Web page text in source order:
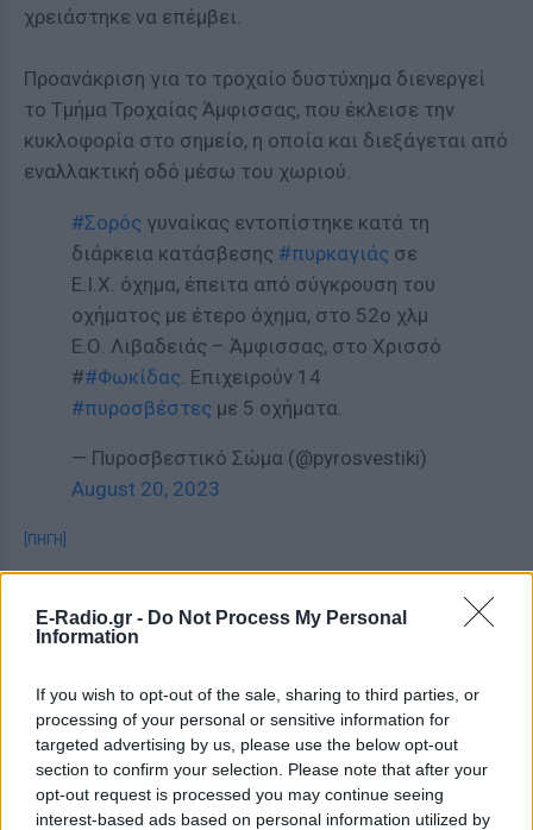
E-Radio.gr - Do Not Process My Personal
Information
If you wish to opt-out of the sale, sharing to third parties, or
processing of your personal or sensitive information for
targeted advertising by us, please use the below opt-out
section to confirm your selection. Please note that after your
opt-out request is processed you may continue seeing
interest-based ads based on personal information utilized by
χρειάστηκε να επέμβει.
Προανάκριση για το τρoχαίο δυστύxημα διενεργεί
το Τμήμα Τροχαίας Άμφισσας, που έκλεισε την
κυκλοφορία στο σημείο, η οποία και διεξάγεται από
εναλλακτική οδό μέσω του χωριού.
#Σορός γυναίκας εντοπίστηκε κατά τη
διάρκεια κατάσβεσης #πυρκαγιάς σε
Ε.Ι.Χ. όχημα, έπειτα από σύγκρουση του
οχήματος με έτερο όχημα, στο 52ο χλμ
Ε.Ο. Λιβαδειάς – Άμφισσας, στο Χρισσό
##Φωκίδας. Επιχειρούν 14
#πυροσβέστες με 5 οχήματα.
— Πυροσβεστικό Σώμα (@pyrosvestiki)
August 20, 2023
[ΠΗΓΗ]
ΔΙΑΦΗΜΙΣΗ